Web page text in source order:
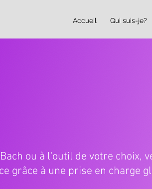
Accueil Qui suis-je?
ou à l'outil de votre choix,
grâce à une prise en charge